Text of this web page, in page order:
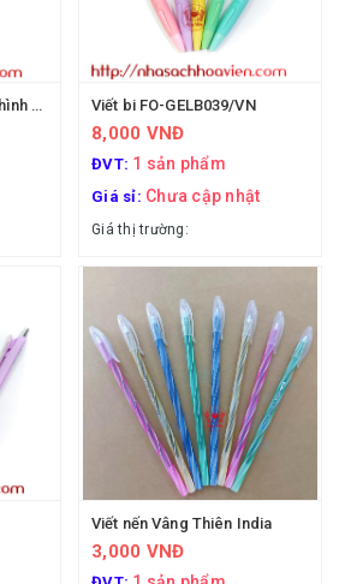
Viết bi 4 ngòi Deli S311 hình Onepice Viết bi FO-GELB039/VN
8,000 VNĐ
ĐVT: 1 sản phẩm
Giá sỉ: Chưa cập nhật
Giá thị trường:
Viết nến Vâng Thiên India
3,000 VNĐ